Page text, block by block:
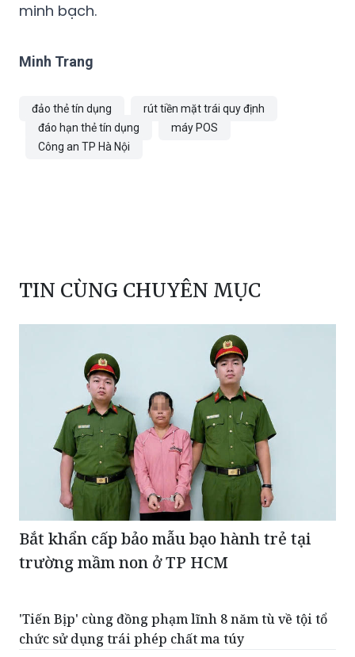
minh bạch.
Minh Trang
đảo thẻ tín dụng
rút tiền mặt trái quy định
đáo hạn thẻ tín dụng
máy POS
Công an TP Hà Nội
TIN CÙNG CHUYÊN MỤC
Bắt khẩn cấp bảo mẫu bạo hành trẻ tại
trường mầm non ở TP HCM
'Tiến Bịp' cùng đồng phạm lĩnh 8 năm tù về tội tổ
chức sử dụng trái phép chất ma túy